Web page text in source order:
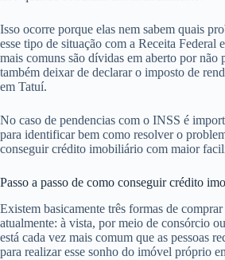
Isso ocorre porque elas nem sabem quais
esse tipo de situação com a Receita Federal
mais comuns são dívidas em aberto por não
também deixar de declarar o imposto de
em Tatuí.
No caso de pendencias com o INSS é
para identificar bem como resolver o
conseguir crédito imobiliário com maior
Passo a passo de como conseguir crédito
Existem basicamente três formas de
atualmente: à vista, por meio de consórcio
está cada vez mais comum que as pessoas
para realizar esse sonho do imóvel próprio